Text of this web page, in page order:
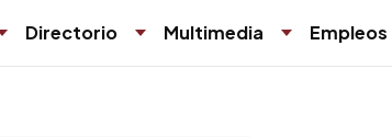
Directorio Multimedia Empleos